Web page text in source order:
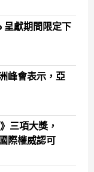
呈獻期間限定下
峰會表示，亞
三項大獎，
際權威認可